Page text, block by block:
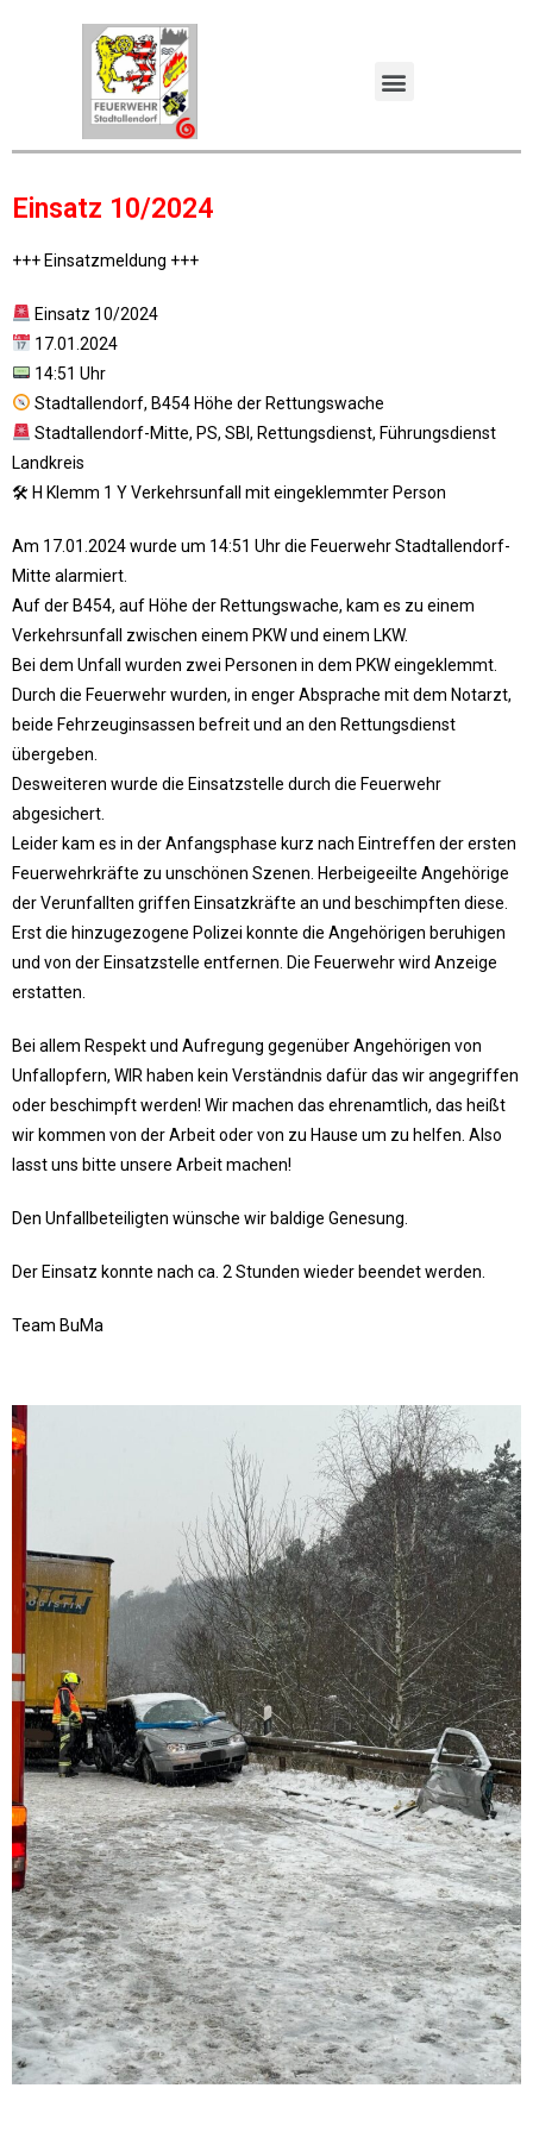
Einsatz 10/2024
+++ Einsatzmeldung +++
Einsatz 10/2024
17.01.2024
14:51 Uhr
Stadtallendorf, B454 Höhe der Rettungswache
Stadtallendorf-Mitte, PS, SBI, Rettungsdienst, Führungsdienst
Landkreis
🛠 H Klemm 1 Y Verkehrsunfall mit eingeklemmter Person
Am 17.01.2024 wurde um 14:51 Uhr die Feuerwehr Stadtallendorf-
Mitte alarmiert.
Auf der B454, auf Höhe der Rettungswache, kam es zu einem
Verkehrsunfall zwischen einem PKW und einem LKW.
Bei dem Unfall wurden zwei Personen in dem PKW eingeklemmt.
Durch die Feuerwehr wurden, in enger Absprache mit dem Notarzt,
beide Fehrzeuginsassen befreit und an den Rettungsdienst
übergeben.
Desweiteren wurde die Einsatzstelle durch die Feuerwehr
abgesichert.
Leider kam es in der Anfangsphase kurz nach Eintreffen der ersten
Feuerwehrkräfte zu unschönen Szenen. Herbeigeeilte Angehörige
der Verunfallten griffen Einsatzkräfte an und beschimpften diese.
Erst die hinzugezogene Polizei konnte die Angehörigen beruhigen
und von der Einsatzstelle entfernen. Die Feuerwehr wird Anzeige
erstatten.
Bei allem Respekt und Aufregung gegenüber Angehörigen von
Unfallopfern, WIR haben kein Verständnis dafür das wir angegriffen
oder beschimpft werden! Wir machen das ehrenamtlich, das heißt
wir kommen von der Arbeit oder von zu Hause um zu helfen. Also
lasst uns bitte unsere Arbeit machen!
Den Unfallbeteiligten wünsche wir baldige Genesung.
Der Einsatz konnte nach ca. 2 Stunden wieder beendet werden.
Team BuMa